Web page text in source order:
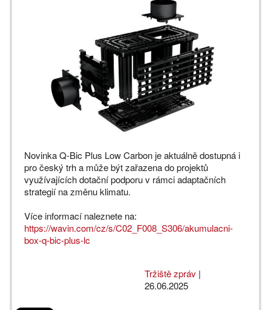
Novinka Q-Bic Plus Low Carbon je aktuálně dostupná i
pro český trh a může být zařazena do projektů
využívajících dotační podporu v rámci adaptačních
strategií na změnu klimatu.
Více informací naleznete na:
https://wavin.com/cz/s/C02_F008_S306/akumulacni-
box-q-bic-plus-lc
Tržiště zpráv |
26.06.2025